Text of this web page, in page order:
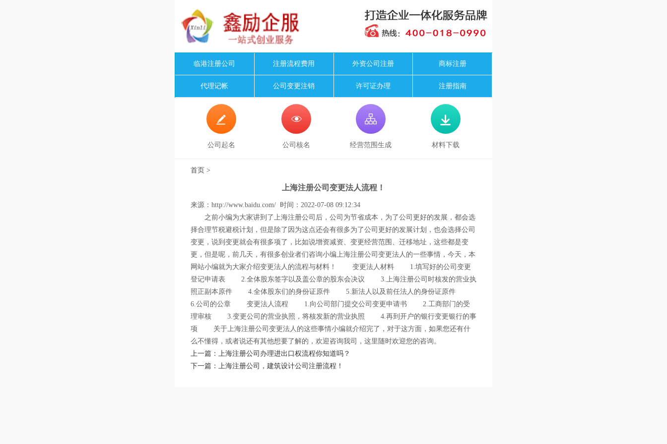
临港注册公司 注册流程费用 外资公司注册 商标注册
代理记帐 公司变更注销 许可证办理 注册指南

公司起名

公司核名

经营范围生成

材料下载
首页 >
上海注册公司变更法人流程！
来源：http://www.baidu.com/ 时间：2022-07-08 09:12:34
之前小编为大家讲到了上海注册公司后，公司为节省成本，为了公司更好的发展，都会选
择合理节税避税计划，但是除了因为这点还会有很多为了公司更好的发展计划，也会选择公司
变更，说到变更就会有很多项了，比如说增资减资、变更经营范围、迁移地址，这些都是变
更，但是呢，前几天，有很多创业者们咨询小编上海注册公司变更法人的一些事情，今天，本
网站小编就为大家介绍变更法人的流程与材料！ 变更法人材料 1.填写好的公司变更
登记申请表 2.全体股东签字以及盖公章的股东会决议 3.上海注册公司时核发的营业执
照正副本原件 4.全体股东们的身份证原件 5.新法人以及前任法人的身份证原件
6.公司的公章 变更法人流程 1.向公司部门提交公司变更申请书 2.工商部门的受
理审核 3.变更公司的营业执照，将核发新的营业执照 4.再到开户的银行变更银行的事
项 关于上海注册公司变更法人的这些事情小编就介绍完了，对于这方面，如果您还有什
么不懂得，或者说还有其他想要了解的，欢迎咨询我司，这里随时欢迎您的咨询。
上一篇：上海注册公司办理进出口权流程你知道吗？
下一篇：上海注册公司，建筑设计公司注册流程！